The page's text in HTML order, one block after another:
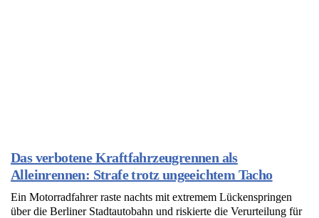
Das verbotene Kraftfahrzeugrennen als
Alleinrennen: Strafe trotz ungeeichtem Tacho
Ein Motorradfahrer raste nachts mit extremem Lückenspringen
über die Berliner Stadtautobahn und riskierte die Verurteilung für